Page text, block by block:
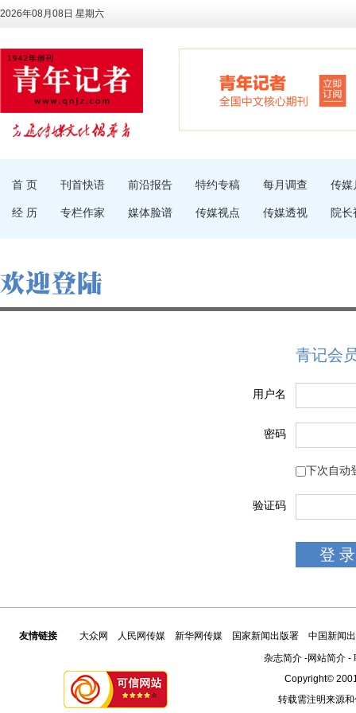
2026年08月08日 星期六
首 页 刊首快语 前沿报告 特约专稿 每月调查 传媒
经 历 专栏作家 媒体脸谱 传媒视点 传媒透视 院长
青记会
用户名
密码
下次自动
验证码
友情链接 大众网 人民网传媒 新华网传媒 国家新闻出版署
中国新闻
杂志简介 -网站简介 -
Copyright©
转载需注明来源